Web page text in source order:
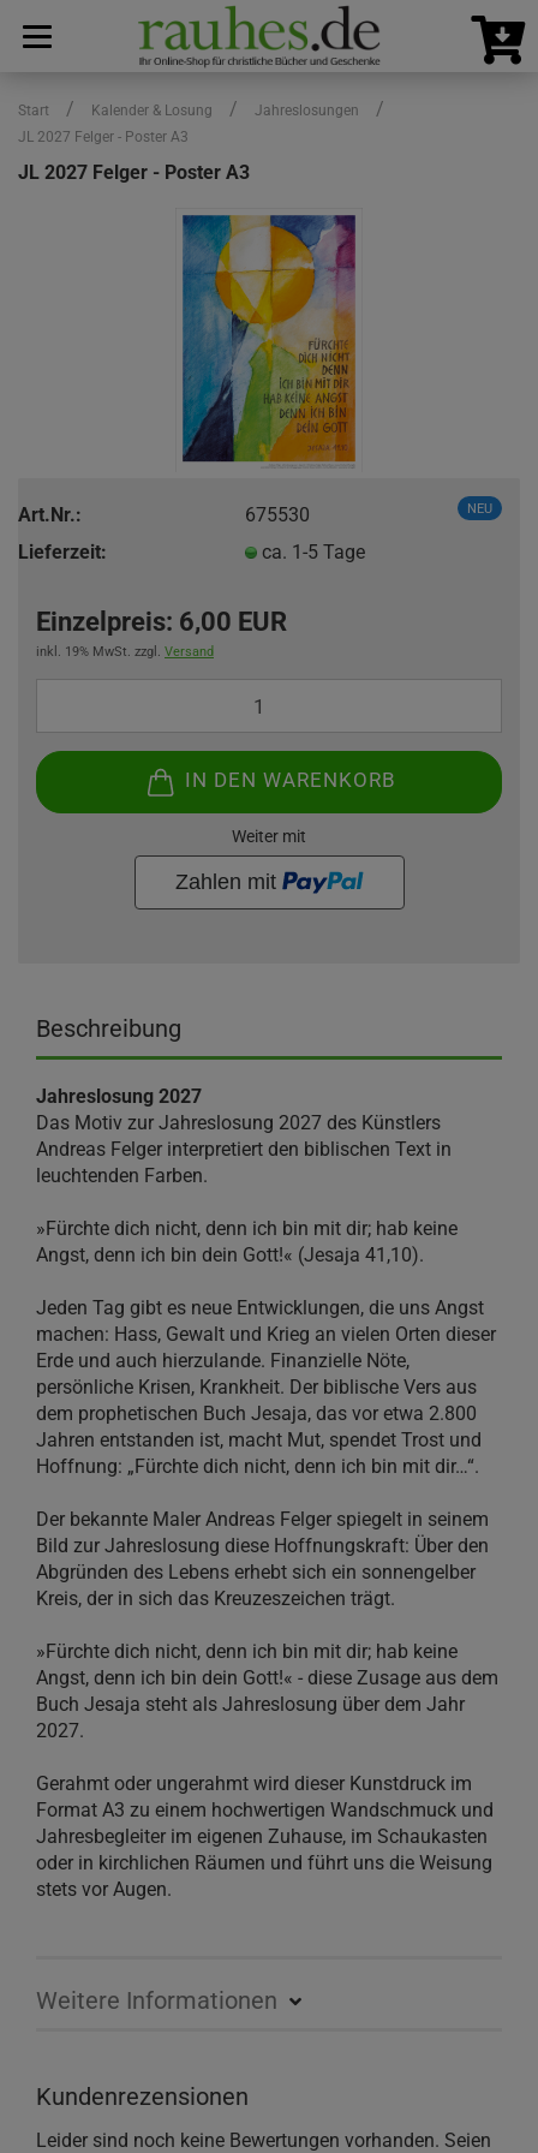
Start / Kalender & Losung / Jahreslosungen /
JL 2027 Felger - Poster A3
JL 2027 Felger - Poster A3
NEU
Art.Nr.:
675530
Lieferzeit:
ca. 1-5 Tage
Einzelpreis: 6,00 EUR
inkl. 19% MwSt. zzgl. Versand
IN DEN WARENKORB
Weiter mit
Beschreibung
Jahreslosung 2027
Das Motiv zur Jahreslosung 2027 des Künstlers
Andreas Felger interpretiert den biblischen Text in
leuchtenden Farben.
»Fürchte dich nicht, denn ich bin mit dir; hab keine
Angst, denn ich bin dein Gott!« (Jesaja 41,10).
Jeden Tag gibt es neue Entwicklungen, die uns Angst
machen: Hass, Gewalt und Krieg an vielen Orten dieser
Erde und auch hierzulande. Finanzielle Nöte,
persönliche Krisen, Krankheit. Der biblische Vers aus
dem prophetischen Buch Jesaja, das vor etwa 2.800
Jahren entstanden ist, macht Mut, spendet Trost und
Hoffnung: „Fürchte dich nicht, denn ich bin mit dir…“.
Der bekannte Maler Andreas Felger spiegelt in seinem
Bild zur Jahreslosung diese Hoffnungskraft: Über den
Abgründen des Lebens erhebt sich ein sonnengelber
Kreis, der in sich das Kreuzeszeichen trägt.
»Fürchte dich nicht, denn ich bin mit dir; hab keine
Angst, denn ich bin dein Gott!« - diese Zusage aus dem
Buch Jesaja steht als Jahreslosung über dem Jahr
2027.
Gerahmt oder ungerahmt wird dieser Kunstdruck im
Format A3 zu einem hochwertigen Wandschmuck und
Jahresbegleiter im eigenen Zuhause, im Schaukasten
oder in kirchlichen Räumen und führt uns die Weisung
stets vor Augen.
Weitere Informationen
Kundenrezensionen
Leider sind noch keine Bewertungen vorhanden. Seien